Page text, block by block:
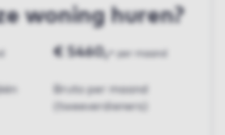
woning huren?
€ 5460,-
Bruto per maand
(tweeverdieners)